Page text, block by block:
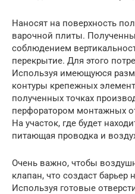
Наносят на поверхность
варочной плиты.
соблюдением
перекрытие. Для этого
Используя имеющуюся
контуры крепежных
полученных точках
перфоратором монтажных
На участок, где будет
питающая проводка и
Очень важно, чтобы
клапан, что создаст барьер
Используя готовые